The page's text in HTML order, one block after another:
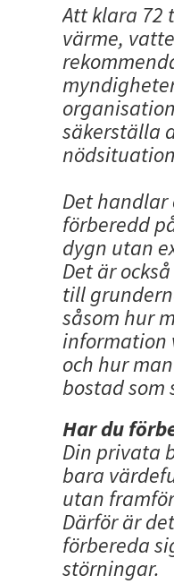
Att klara 72
värme,
säkerställa
Det
förberedd
dygn utan
Det är
till
såsom hur
information
och hur
bostad som
Har du
Din privata
bara
utan
Därför är
förbereda
störningar.